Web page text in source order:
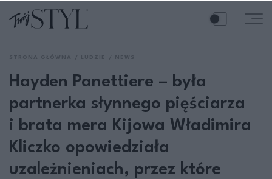
Hayden Panettiere – była
partnerka słynnego pięściarza
i brata mera Kijowa Władimira
Kliczko opowiedziała
uzależnieniach, przez które